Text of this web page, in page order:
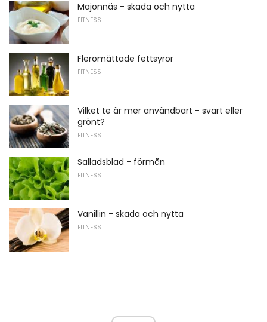
Majonnäs - skada och nytta
FITNESS
Fleromättade fettsyror
FITNESS
Vilket te är mer användbart - svart eller
grönt?
FITNESS
Salladsblad - förmån
FITNESS
Vanillin - skada och nytta
FITNESS